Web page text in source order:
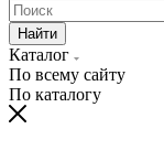
Найти
Каталог
По всему сайту
По каталогу